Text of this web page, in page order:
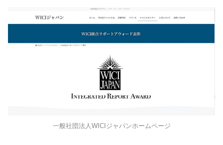
一般社団法人WICIジャパンホームページ